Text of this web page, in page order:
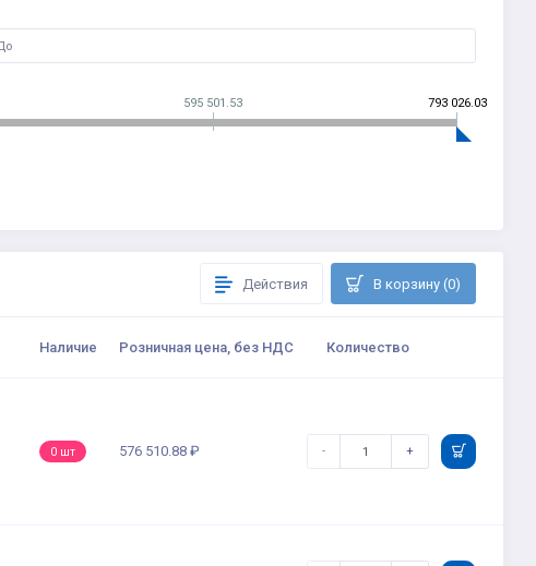
Действия В корзину (0)
Наличие Розничная цена, без НДС Количество
0 шт 576 510.88 ₽ - +
595 501.53 793 026.03